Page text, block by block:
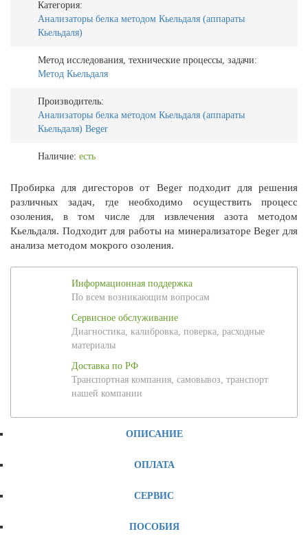
Категория:
Анализаторы белка методом Кьельдаля (аппараты
Кьельдаля)
Метод исследования, технические процессы, задачи:
Метод Кьельдаля
Производитель:
Анализаторы белка методом Кьельдаля (аппараты
Кьельдаля) Beger
Наличие: есть
Пробирка для дигесторов от Beger подходит для решения
различных задач, где необходимо осуществить процесс
озоления, в том числе для извлечения азота методом
Кьельдаля. Подходит для работы на минерализаторе Beger для
анализа методом мокрого озоления.
Информационная поддержка
По всем возникающим вопросам
Сервисное обслуживание
Диагностика, калибровка, поверка, расходные
материалы
Доставка по РФ
Транспортная компания, самовывоз, транспорт
нашей компании
ОПИСАНИЕ
ОПЛАТА
СЕРВИС
ПОСОБИЯ